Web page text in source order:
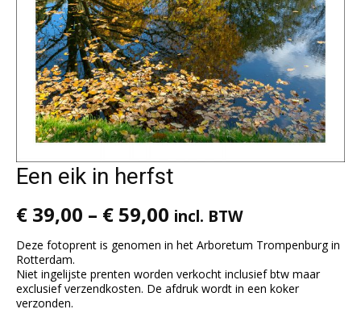
Een eik in herfst
€ 39,00 – € 59,00 incl. BTW
Deze fotoprent is genomen in het Arboretum Trompenburg in
Rotterdam.
Niet ingelijste prenten worden verkocht inclusief btw maar
exclusief verzendkosten. De afdruk wordt in een koker
verzonden.